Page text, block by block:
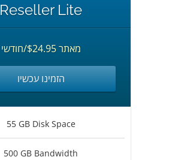
Reseller Lite
מאתר $24.95/חודשי
הזמינו עכשיו
55 GB Disk Space
500 GB Bandwidth